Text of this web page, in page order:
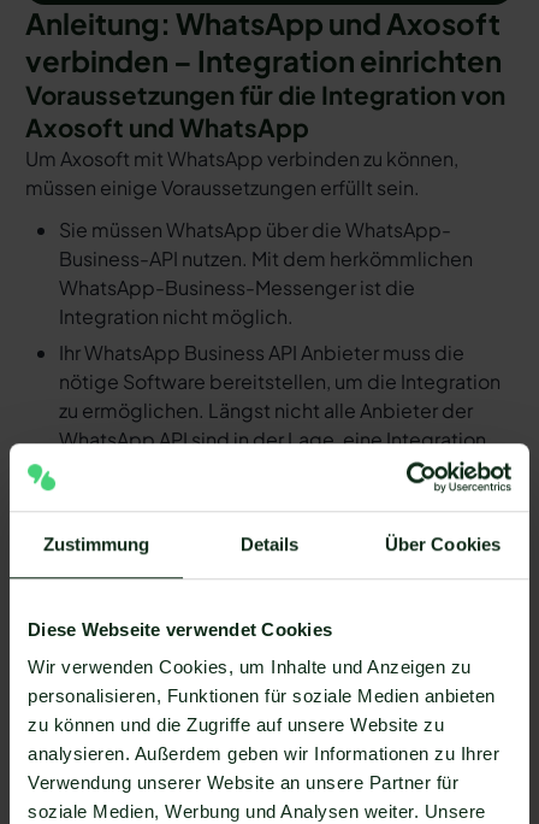
Zustimmung Details Über Cookies
Diese Webseite verwendet Cookies
Wir verwenden Cookies, um Inhalte und Anzeigen zu
personalisieren, Funktionen für soziale Medien anbieten
zu können und die Zugriffe auf unsere Website zu
analysieren. Außerdem geben wir Informationen zu Ihrer
Verwendung unserer Website an unsere Partner für
soziale Medien, Werbung und Analysen weiter. Unsere
Anleitung: WhatsApp und Axosoft
verbinden – Integration einrichten
Voraussetzungen für die Integration von
Axosoft und WhatsApp
Um Axosoft mit WhatsApp verbinden zu können,
müssen einige Voraussetzungen erfüllt sein.
Sie müssen WhatsApp über die WhatsApp-
Business-API nutzen. Mit dem herkömmlichen
WhatsApp-Business-Messenger ist die
Integration nicht möglich.
Ihr WhatsApp Business API Anbieter muss die
nötige Software bereitstellen, um die Integration
zu ermöglichen. Längst nicht alle Anbieter der
WhatsApp API sind in der Lage, eine Integration
von Axosoft und WhatsApp zu ermöglichen. Mit
Mateo stehen Ihnen dank der Zapier Integration
WhatsApp verbinden können. Darunter ist
natürlich auch Axosoft !
Da der Einrichtungsprozess der Integration je nach
dem Anbieter der WhatsApp API Schnittstelle
differenziert, gibt es keine allgemein gültige
Anleitung. Wir zeigen Ihnen im Folgenden, wie die
Einrichtung der Integration von Axosoft und
WhatsApp mit Mateo funktioniert.
So funktioniert die Integration von